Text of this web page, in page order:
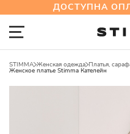
ДОСТУПНА
STIMMA Женская одежда Платья,
Женское платье Stimma Кателейн